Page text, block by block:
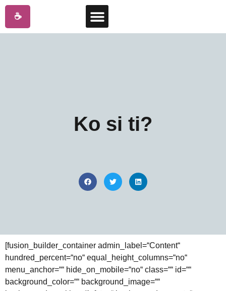
☕
Ko si ti?
[fusion_builder_container admin_label=“Content“
hundred_percent=“no“ equal_height_columns=“no“
menu_anchor=““ hide_on_mobile=“no“ class=““ id=““
background_color=““ background_image=““